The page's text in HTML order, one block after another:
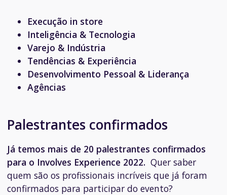
Execução in store
Inteligência & Tecnologia
Varejo & Indústria
Tendências & Experiência
Desenvolvimento Pessoal & Liderança
Agências
Palestrantes confirmados
Já temos mais de 20 palestrantes confirmados
para o Involves Experience 2022. Quer saber
quem são os profissionais incríveis que já foram
confirmados para participar do evento?